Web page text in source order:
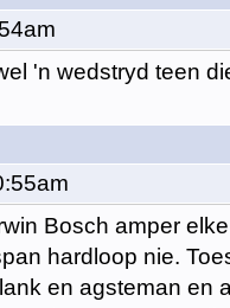
'n wedstryd teen
Bosch amper
hardloop nie.
en agsteman en